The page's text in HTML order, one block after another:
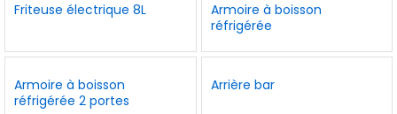
Friteuse électrique 8L
Armoire à boisson
réfrigérée
Armoire à boisson
réfrigérée 2 portes
Arrière bar